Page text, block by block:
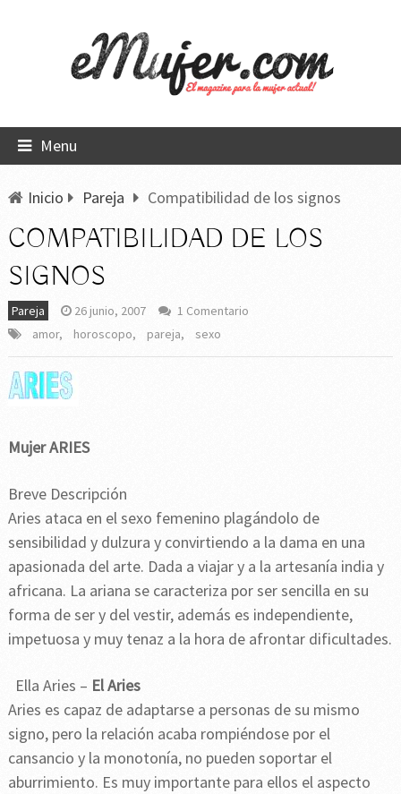
Menu
Inicio Pareja Compatibilidad de los signos
COMPATIBILIDAD DE LOS
SIGNOS
Pareja 26 junio, 2007
1 Comentario
amor, horoscopo, pareja, sexo
Mujer ARIES
Breve Descripción
Aries ataca en el sexo femenino plagándolo de
sensibilidad y dulzura y convirtiendo a la dama en una
apasionada del arte. Dada a viajar y a la artesanía india y
africana. La ariana se caracteriza por ser sencilla en su
forma de ser y del vestir, además es independiente,
impetuosa y muy tenaz a la hora de afrontar dificultades.
Ella Aries – El Aries
Aries es capaz de adaptarse a personas de su mismo
signo, pero la relación acaba rompiéndose por el
cansancio y la monotonía, no pueden soportar el
aburrimiento. Es muy importante para ellos el aspecto